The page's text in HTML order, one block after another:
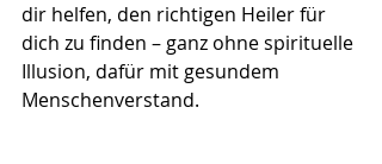
dir helfen, den richtigen Heiler für
dich zu finden – ganz ohne spirituelle
Illusion, dafür mit gesundem
Menschenverstand.